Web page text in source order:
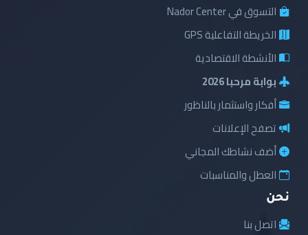
التسوق في Nador Center
الخريطة التفاعلية GPS
الأنشطة الاقتصادية
بوابة مرحبا 2026
أفكار واستثمار بالناظور
تصفح الإعلانات
أضف نشاطك المجاني
العطل والمناسبات
نحن
اتصل بنا